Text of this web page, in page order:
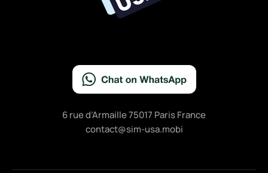
6 rue d’Armaille 75017 Paris France
contact@sim-usa.mobi